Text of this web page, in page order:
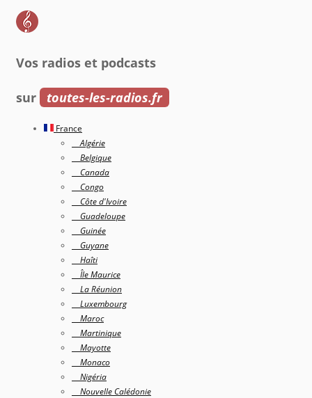
Vos radios et podcasts
sur toutes-les-radios.fr
France
Algérie
Belgique
Canada
Congo
Côte d'Ivoire
Guadeloupe
Guinée
Guyane
Haîti
Île Maurice
La Réunion
Luxembourg
Maroc
Martinique
Mayotte
Monaco
Nigéria
Nouvelle Calédonie